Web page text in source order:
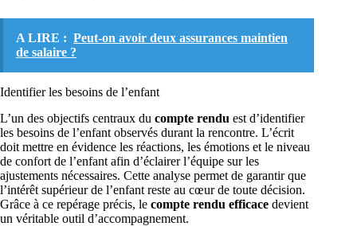
A LIRE : Peut-on avoir deux assurances maintien
de salaire ?
Identifier les besoins de l’enfant
L’un des objectifs centraux du compte rendu est d’identifier
les besoins de l’enfant observés durant la rencontre. L’écrit
doit mettre en évidence les réactions, les émotions et le niveau
de confort de l’enfant afin d’éclairer l’équipe sur les
ajustements nécessaires. Cette analyse permet de garantir que
l’intérêt supérieur de l’enfant reste au cœur de toute décision.
Grâce à ce repérage précis, le compte rendu efficace devient
un véritable outil d’accompagnement.